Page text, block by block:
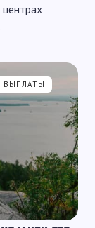
ВЫПЛАТЫ